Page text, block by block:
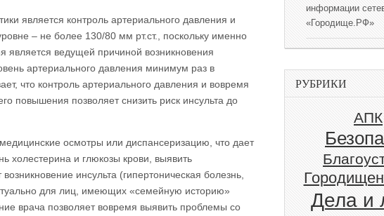
является контроль артериального давления и
– не более 130/80 мм рт.ст., поскольку именно
является ведущей причиной возникновения
артериального давления минимум раз в
что контроль артериального давления и вовремя
повышения позволяет снизить риск инсульта до
осмотры или диспансеризацию, что дает
холестерина и глюкозы крови, выявить
инсульта (гипертоническая болезнь,
для лиц, имеющих «семейную историю»
врача позволяет вовремя выявить проблемы со
информации
«Городище.РФ»
РУБРИКИ
АПК
Дела и